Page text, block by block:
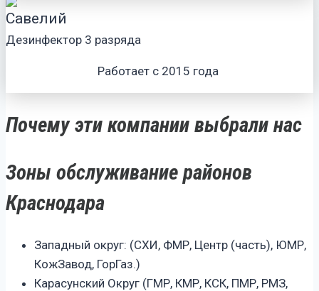
Савелий
Дезинфектор 3 разряда
Работает с 2015 года
Почему эти компании выбрали нас
Зоны обслуживание районов
Краснодара
Западный округ: (СХИ, ФМР, Центр (часть), ЮМР,
КожЗавод, ГорГаз.)
Карасунский Округ (ГМР, КМР, КСК, ПМР, РМЗ,